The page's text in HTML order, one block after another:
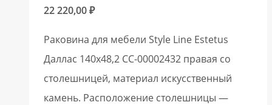
22 220,00₽
Раковина для мебели Style Line Estetus
Даллас 140х48,2 СС-00002432 правая со
столешницей, материал искусственный
камень. Расположение столешницы —